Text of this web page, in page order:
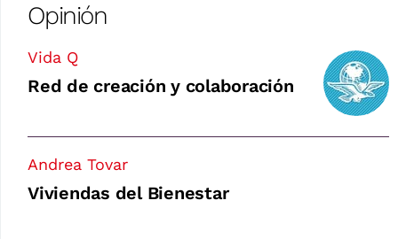
Opinión
Vida Q
Red de creación y colaboración
Andrea Tovar
Viviendas del Bienestar